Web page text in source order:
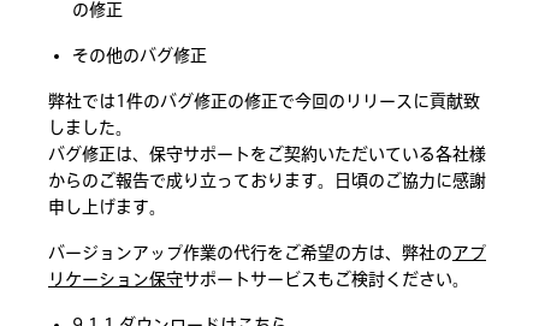
の修正
その他のバグ修正
弊社では1件のバグ修正の修正で今回のリリースに貢献致
しました。
バグ修正は、保守サポートをご契約いただいている各社様
からのご報告で成り立っております。日頃のご協力に感謝
申し上げます。
バージョンアップ作業の代行をご希望の方は、弊社のアプ
リケーション保守サポートサービスもご検討ください。